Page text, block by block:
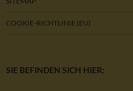
COOKIE-RICHTLINIE (EU)
SIE BEFINDEN SICH HIER: